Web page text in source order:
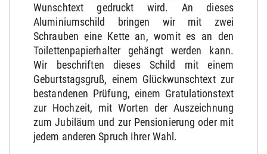
Wunschtext gedruckt wird. An dieses
Aluminiumschild bringen wir mit zwei
Schrauben eine Kette an, womit es an den
Toilettenpapierhalter gehängt werden kann.
Wir beschriften dieses Schild mit einem
Geburtstagsgruß, einem Glückwunschtext zur
bestandenen Prüfung, einem Gratulationstext
zur Hochzeit, mit Worten der Auszeichnung
zum Jubiläum und zur Pensionierung oder mit
jedem anderen Spruch Ihrer Wahl.